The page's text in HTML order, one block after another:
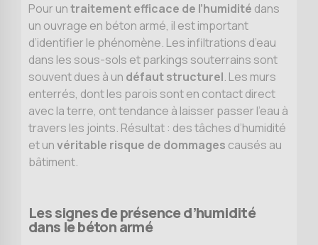
Pour untraitement efficace de l’humidité dans
un ouvrage en béton armé, il est important
d’identifier le phénomène. Les infiltrations d’eau
dans les sous-sols et parkings souterrains sont
souvent dues à un défaut structurel. Les murs
enterrés, dont les parois sont en contact direct
avec la terre, ont tendance à laisser passer l’eau à
travers les joints. Résultat : des tâches d’humidité
et unvéritable risque de dommages causés au
bâtiment.
Les signes de présence d’humidité
dans le béton armé